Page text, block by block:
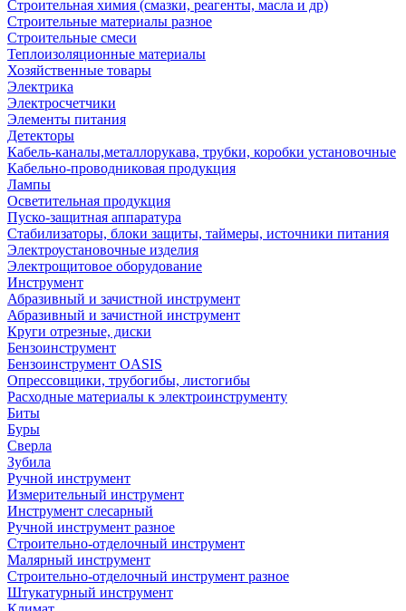
Строительная химия (смазки, реагенты, масла и др)
Строительные материалы разное
Строительные смеси
Теплоизоляционные материалы
Хозяйственные товары
Электрика
Электросчетчики
Элементы питания
Детекторы
Кабель-каналы,металлорукава, трубки, коробки установочные
Кабельно-проводниковая продукция
Лампы
Осветительная продукция
Пуско-защитная аппаратура
Стабилизаторы, блоки защиты, таймеры, источники питания
Электроустановочные изделия
Электрощитовое оборудование
Инструмент
Абразивный и зачистной инструмент
Абразивный и зачистной инструмент
Круги отрезные, диски
Бензоинструмент
Бензоинструмент OASIS
Опрессовщики, трубогибы, листогибы
Расходные материалы к электроинструменту
Биты
Буры
Сверла
Зубила
Ручной инструмент
Измерительный инструмент
Инструмент слесарный
Ручной инструмент разное
Строительно-отделочный инструмент
Малярный инструмент
Строительно-отделочный инструмент разное
Штукатурный инструмент